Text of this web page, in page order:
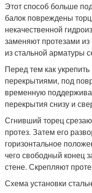
Этот способ больше
балок повреждены
некачественной
заменяют протезами
из стальной арматуры
Перед тем как
перекрытиями, под
временную
перекрытия снизу и
Сгнивший торец
протез. Затем его
горизонтальное
чего свободный конец
стене. Скрепляют
Схема установки